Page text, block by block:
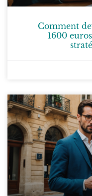
Comment
1600